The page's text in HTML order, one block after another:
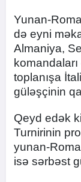
Yunan-
də eyni
Almaniya,
toplanışa
güləşçinin
Qeyd edək
Turnirinin
yunan-
isə sərbəst